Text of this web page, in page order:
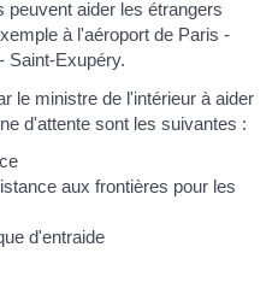
aider les étrangers
à l'aéroport de Paris -
Saint-Exupéry.
le ministre de l'intérieur à aider
d'attente sont les suivantes :
aux frontières pour les
d'entraide